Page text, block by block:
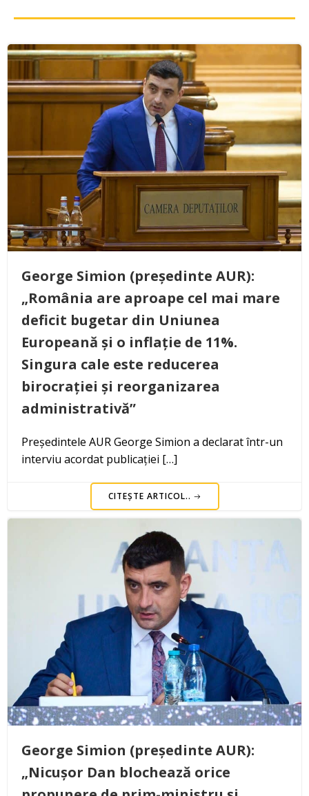
George Simion (președinte AUR):
„România are aproape cel mai mare
deficit bugetar din Uniunea
Europeană și o inflație de 11%.
Singura cale este reducerea
birocrației și reorganizarea
administrativă”
Președintele AUR George Simion a declarat într-un
interviu acordat publicației […]
CITEȘTE ARTICOL..
George Simion (președinte AUR):
„Nicușor Dan blochează orice